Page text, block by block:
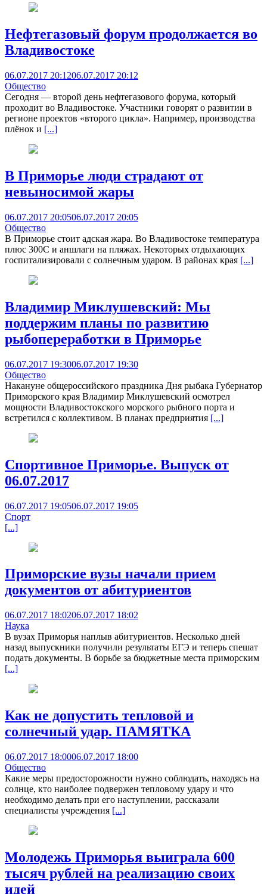
Нефтегазовый форум продолжается во
Владивостоке
06.07.2017 20:1206.07.2017 20:12
Общество
Сегодня — второй день нефтегазового форума, который
проходит во Владивостоке. Участники говорят о развитии в
регионе проектов «второго цикла». Например, производства
плёнок и [...]
В Приморье люди страдают от
невыносимой жары
06.07.2017 20:0506.07.2017 20:05
Общество
В Приморье стоит адская жара. Во Владивостоке температура
плюс 300С и аншлаги на пляжах. Некоторых отдыхающих
госпитализировали с солнечным ударом. В районах края [...]
Владимир Миклушевский: Мы
поддержим планы по развитию
рыбопереработки в Приморье
06.07.2017 19:3006.07.2017 19:30
Общество
Накануне общероссийского праздника Дня рыбака Губернатор
Приморского края Владимир Миклушевский осмотрел
мощности Владивостокского морского рыбного порта и
встретился с коллективом. В планах предприятия [...]
Спортивное Приморье. Выпуск от
06.07.2017
06.07.2017 19:0506.07.2017 19:05
Спорт
[...]
Приморские вузы начали прием
документов от абитуриентов
06.07.2017 18:0206.07.2017 18:02
Наука
В вузах Приморья наплыв абитуриентов. Несколько дней
назад выпускники получили результаты ЕГЭ и теперь спешат
подать документы. В борьбе за бюджетные места приморским
[...]
Как не допустить тепловой и
солнечный удар. ПАМЯТКА
06.07.2017 18:0006.07.2017 18:00
Общество
Какие меры предосторожности нужно соблюдать, находясь на
солнце, кто наиболее подвержен тепловому удару и что
необходимо делать при его наступлении, рассказали
специалисты учреждения [...]
Молодежь Приморья выиграла 600
тысяч рублей на реализацию своих
идей